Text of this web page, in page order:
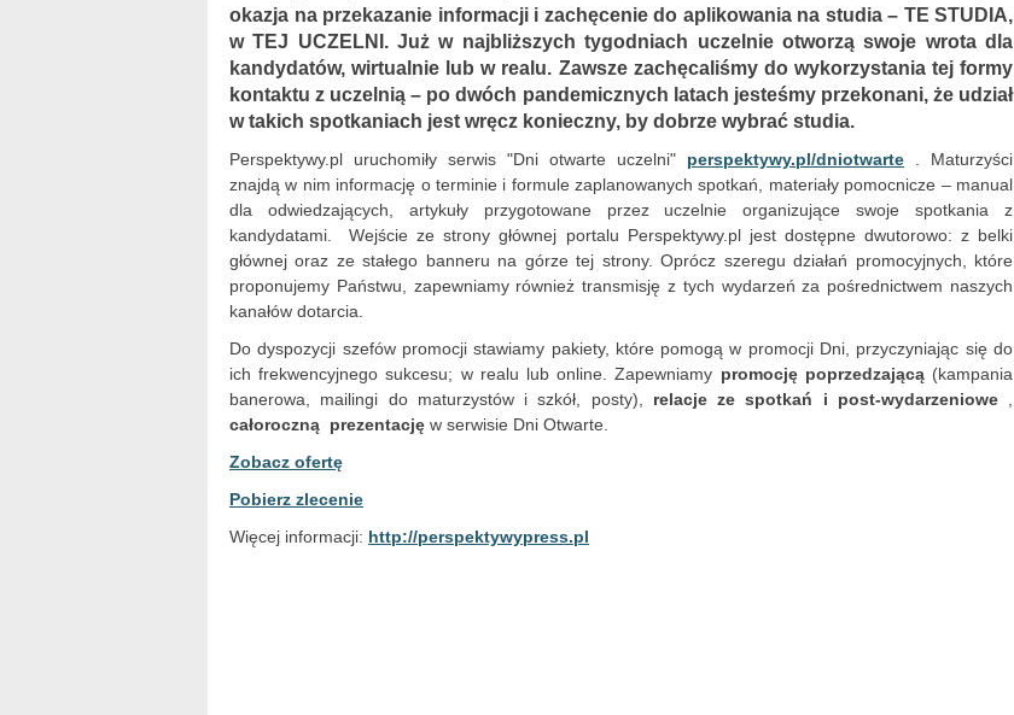
okazja na przekazanie informacji i zachęcenie do aplikowania na studia – TE STUDIA,
w TEJ UCZELNI. Już w najbliższych tygodniach uczelnie otworzą swoje wrota dla
kandydatów, wirtualnie lub w realu. Zawsze zachęcaliśmy do wykorzystania tej formy
kontaktu z uczelnią – po dwóch pandemicznych latach jesteśmy przekonani, że udział
w takich spotkaniach jest wręcz konieczny, by dobrze wybrać studia.
Perspektywy.pl uruchomiły serwis "Dni otwarte uczelni" perspektywy.pl/dniotwarte . Maturzyści
znajdą w nim informację o terminie i formule zaplanowanych spotkań, materiały pomocnicze – manual
dla odwiedzających, artykuły przygotowane przez uczelnie organizujące swoje spotkania z
kandydatami. Wejście ze strony głównej portalu Perspektywy.pl jest dostępne dwutorowo: z belki
głównej oraz ze stałego banneru na górze tej strony. Oprócz szeregu działań promocyjnych, które
proponujemy Państwu, zapewniamy również transmisję z tych wydarzeń za pośrednictwem naszych
kanałów dotarcia.
Do dyspozycji szefów promocji stawiamy pakiety, które pomogą w promocji Dni, przyczyniając się do
ich frekwencyjnego sukcesu; w realu lub online. Zapewniamy promocję poprzedzającą(kampania
banerowa, mailingi do maturzystów i szkół, posty), relacje ze spotkań i post-wydarzeniowe
całoroczną prezentację w serwisie Dni Otwarte.
Zobacz ofertę
Pobierz zlecenie
Więcej informacji: http://perspektywypress.pl